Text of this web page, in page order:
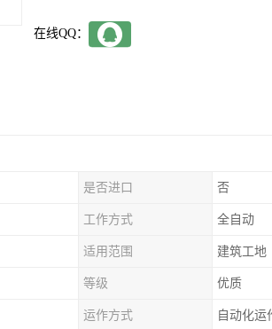
在线QQ：
是否进口 否
工作方式 全自动
适用范围 建筑工地
等级 优质
运作方式 自动化运